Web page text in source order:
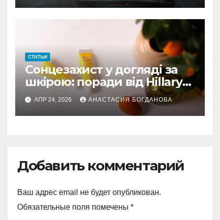
СТАТЬИ
Сонцезахист у догляді за
шкірою: поради від Hillary
Cosmetics
АПР 24, 2026 АНАСТАСИЯ БОГДАНОВА
Добавить комментарий
Ваш адрес email не будет опубликован.
Обязательные поля помечены *